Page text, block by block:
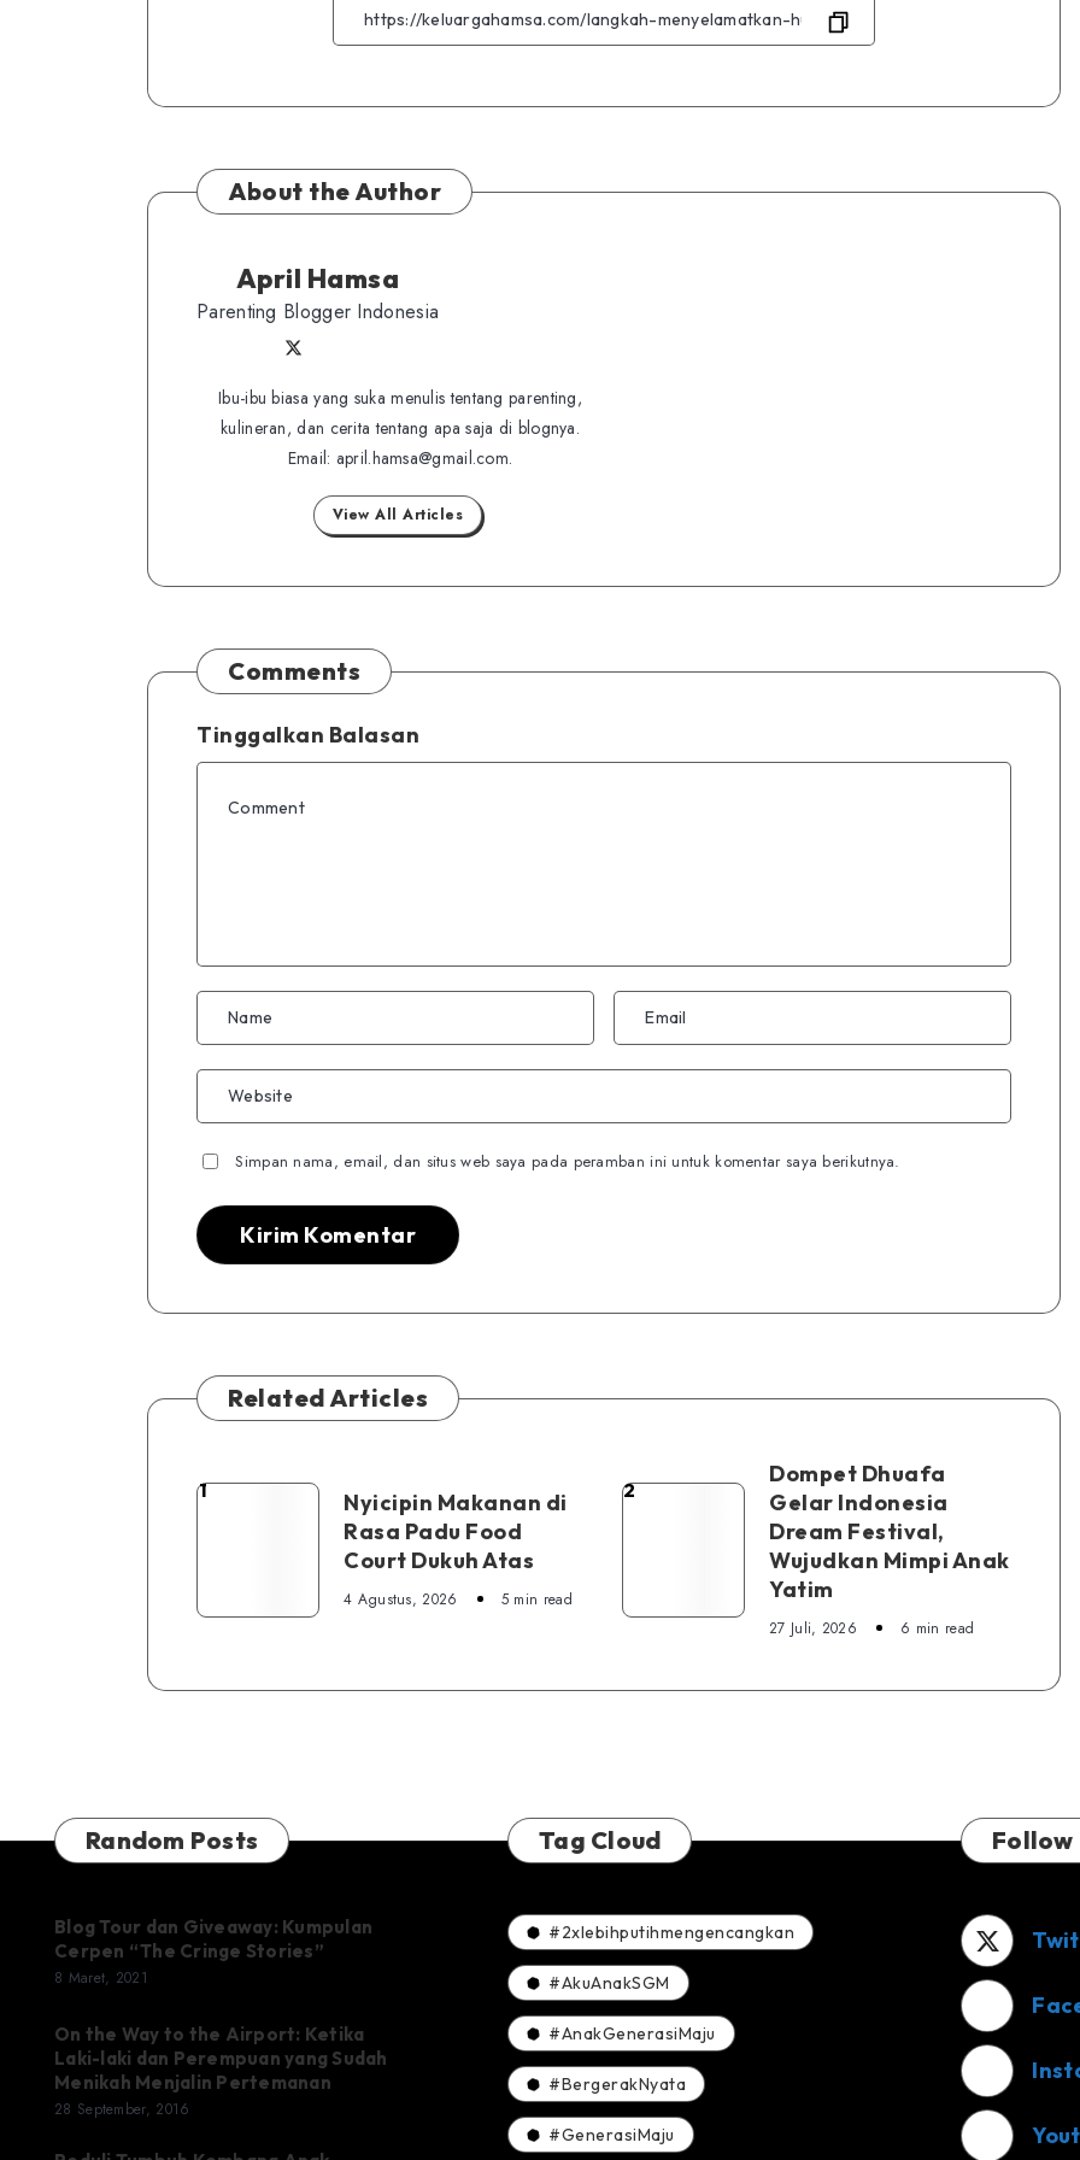
Twitter
About the Author
April Hamsa
Parenting Blogger Indonesia
Follow
on
Twitter
me
on
Facebook
Ibu-ibu biasa yang suka menulis tentang parenting,
kulineran, dan cerita tentang apa saja di blognya.
Email: april.hamsa@gmail.com.
View All Articles
Comments
Tinggalkan Balasan
Simpan nama, email, dan situs web saya pada peramban ini untuk komentar saya berikutnya.
Related Articles
Nyicipin
1
Nyicipin Makanan di
Rasa Padu Food
Court Dukuh Atas
4 Agustus, 2026 5 min read
Dompet
2
Dompet Dhuafa
Gelar Indonesia
Dream Festival,
Wujudkan Mimpi Anak
Yatim
27 Juli, 2026 6 min read
Random Posts
Blog Tour dan Giveaway: Kumpulan
Cerpen “The Cringe Stories”
8 Maret, 2021
On the Way to the Airport: Ketika
Laki-laki dan Perempuan yang Sudah
Menikah Menjalin Pertemanan
28 September, 2016
Tag Cloud
#2xlebihputihmengencangkan
#AkuAnakSGM
#AnakGenerasiMaju
#BergerakNyata
#GenerasiMaju
Follow